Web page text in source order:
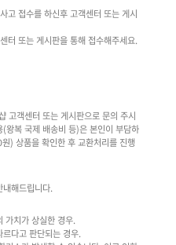
고 접수를 하신후 고객센터 또는 게시
터 또는 게시판을 통해 접수해주세요.
고객센터 또는 게시판으로 문의 주시
왕복 국제 배송비 등)은 본인이 부담하
) 상품을 확인한 후 교환처리를 진행
내해드립니다.
가치가 상실한 경우.
다고 판단되는 경우.